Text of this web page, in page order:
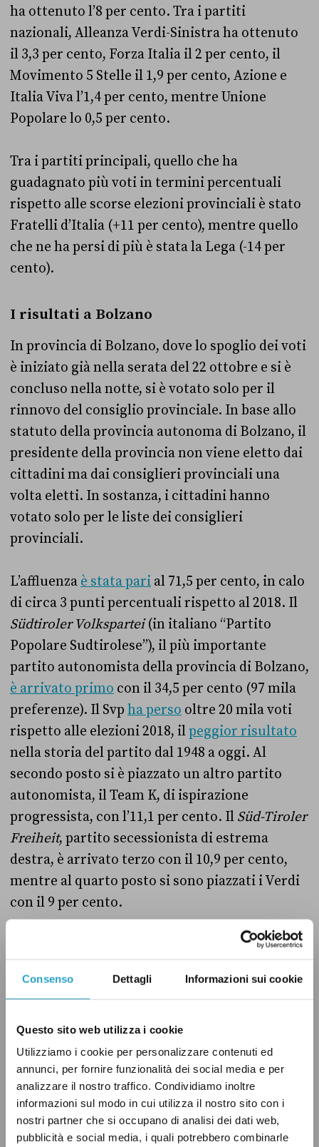
Consenso Dettagli Informazioni sui cookie
Questo sito web utilizza i cookie
Utilizziamo i cookie per personalizzare contenuti ed
annunci, per fornire funzionalità dei social media e per
analizzare il nostro traffico. Condividiamo inoltre
informazioni sul modo in cui utilizza il nostro sito con i
nostri partner che si occupano di analisi dei dati web,
pubblicità e social media, i quali potrebbero combinarle
ha ottenuto l’8 per cento. Tra i partiti
nazionali, Alleanza Verdi-Sinistra ha ottenuto
il 3,3 per cento, Forza Italia il 2 per cento, il
Movimento 5 Stelle il 1,9 per cento, Azione e
Italia Viva l’1,4 per cento, mentre Unione
Popolare lo 0,5 per cento.
Tra i partiti principali, quello che ha
guadagnato più voti in termini percentuali
rispetto alle scorse elezioni provinciali è stato
Fratelli d’Italia (+11 per cento), mentre quello
che ne ha persi di più è stata la Lega (-14 per
cento).
I risultati a Bolzano
In provincia di Bolzano, dove lo spoglio dei voti
è iniziato già nella serata del 22 ottobre e si è
concluso nella notte, si è votato solo per il
rinnovo del consiglio provinciale. In base allo
statuto della provincia autonoma di Bolzano, il
presidente della provincia non viene eletto dai
cittadini ma dai consiglieri provinciali una
volta eletti. In sostanza, i cittadini hanno
votato solo per le liste dei consiglieri
provinciali.
L’affluenza è stata pari al 71,5 per cento, in calo
di circa 3 punti percentuali rispetto al 2018. Il
Südtiroler Volkspartei(in italiano “Partito
Popolare Sudtirolese”), il più importante
partito autonomista della provincia di Bolzano,
è arrivato primo con il 34,5 per cento (97 mila
preferenze). Il Svp ha perso oltre 20 mila voti
rispetto alle elezioni 2018, ilpeggior risultato
nella storia del partito dal 1948 a oggi. Al
secondo posto si è piazzato un altro partito
autonomista, il Team K, di ispirazione
progressista, con l’11,1 per cento. Il Süd-Tiroler
Freiheit, partito secessionista di estrema
destra, è arrivato terzo con il 10,9 per cento,
mentre al quarto posto si sono piazzati i Verdi
con il 9 per cento.
Tra i partiti nazionali, Fratelli d’Italia ha
preferenze), triplicando i votiottenutinel
ottenuto il 3,5 per cento (circa 10 mila
preferenze), in lieve calo rispetto a cinque anni
fa, mentre la Lega si è fermata al 3 per cento
(quasi 9 mila preferenze), perdendo quasi 24
mila voti rispetto alle scorse elezioni, quando
aveva superato l’11 per cento. Sia il Movimento